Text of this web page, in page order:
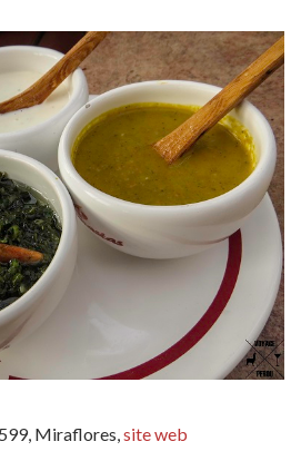
Miraflores,site web